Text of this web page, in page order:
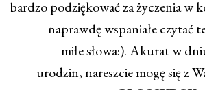
bardzo podziękować za życzenia w
naprawdę wspaniałe czytać
miłe słowa:). Akurat w
urodzin, nareszcie mogę się z